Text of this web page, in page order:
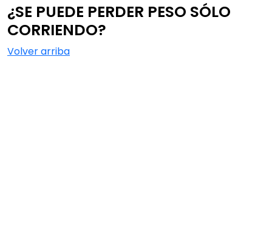
¿SE PUEDE PERDER PESO SÓLO
CORRIENDO?
Volver arriba